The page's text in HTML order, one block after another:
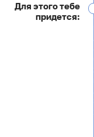
Для этого тебе
придется: